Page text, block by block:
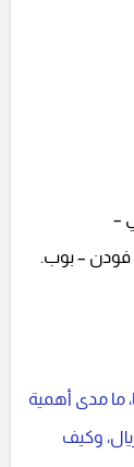
–
فودن – بوب.
ما مدى أهمية
وكيف